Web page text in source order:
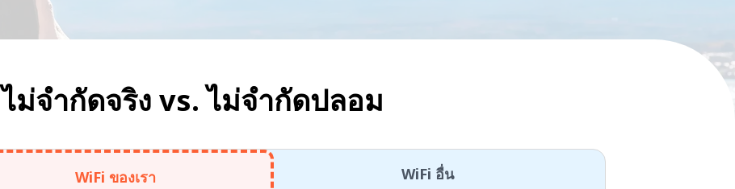
ไม่จำกัดจริง vs.ไม่จำกัดปลอม
WiFi ของเรา WiFi อื่น